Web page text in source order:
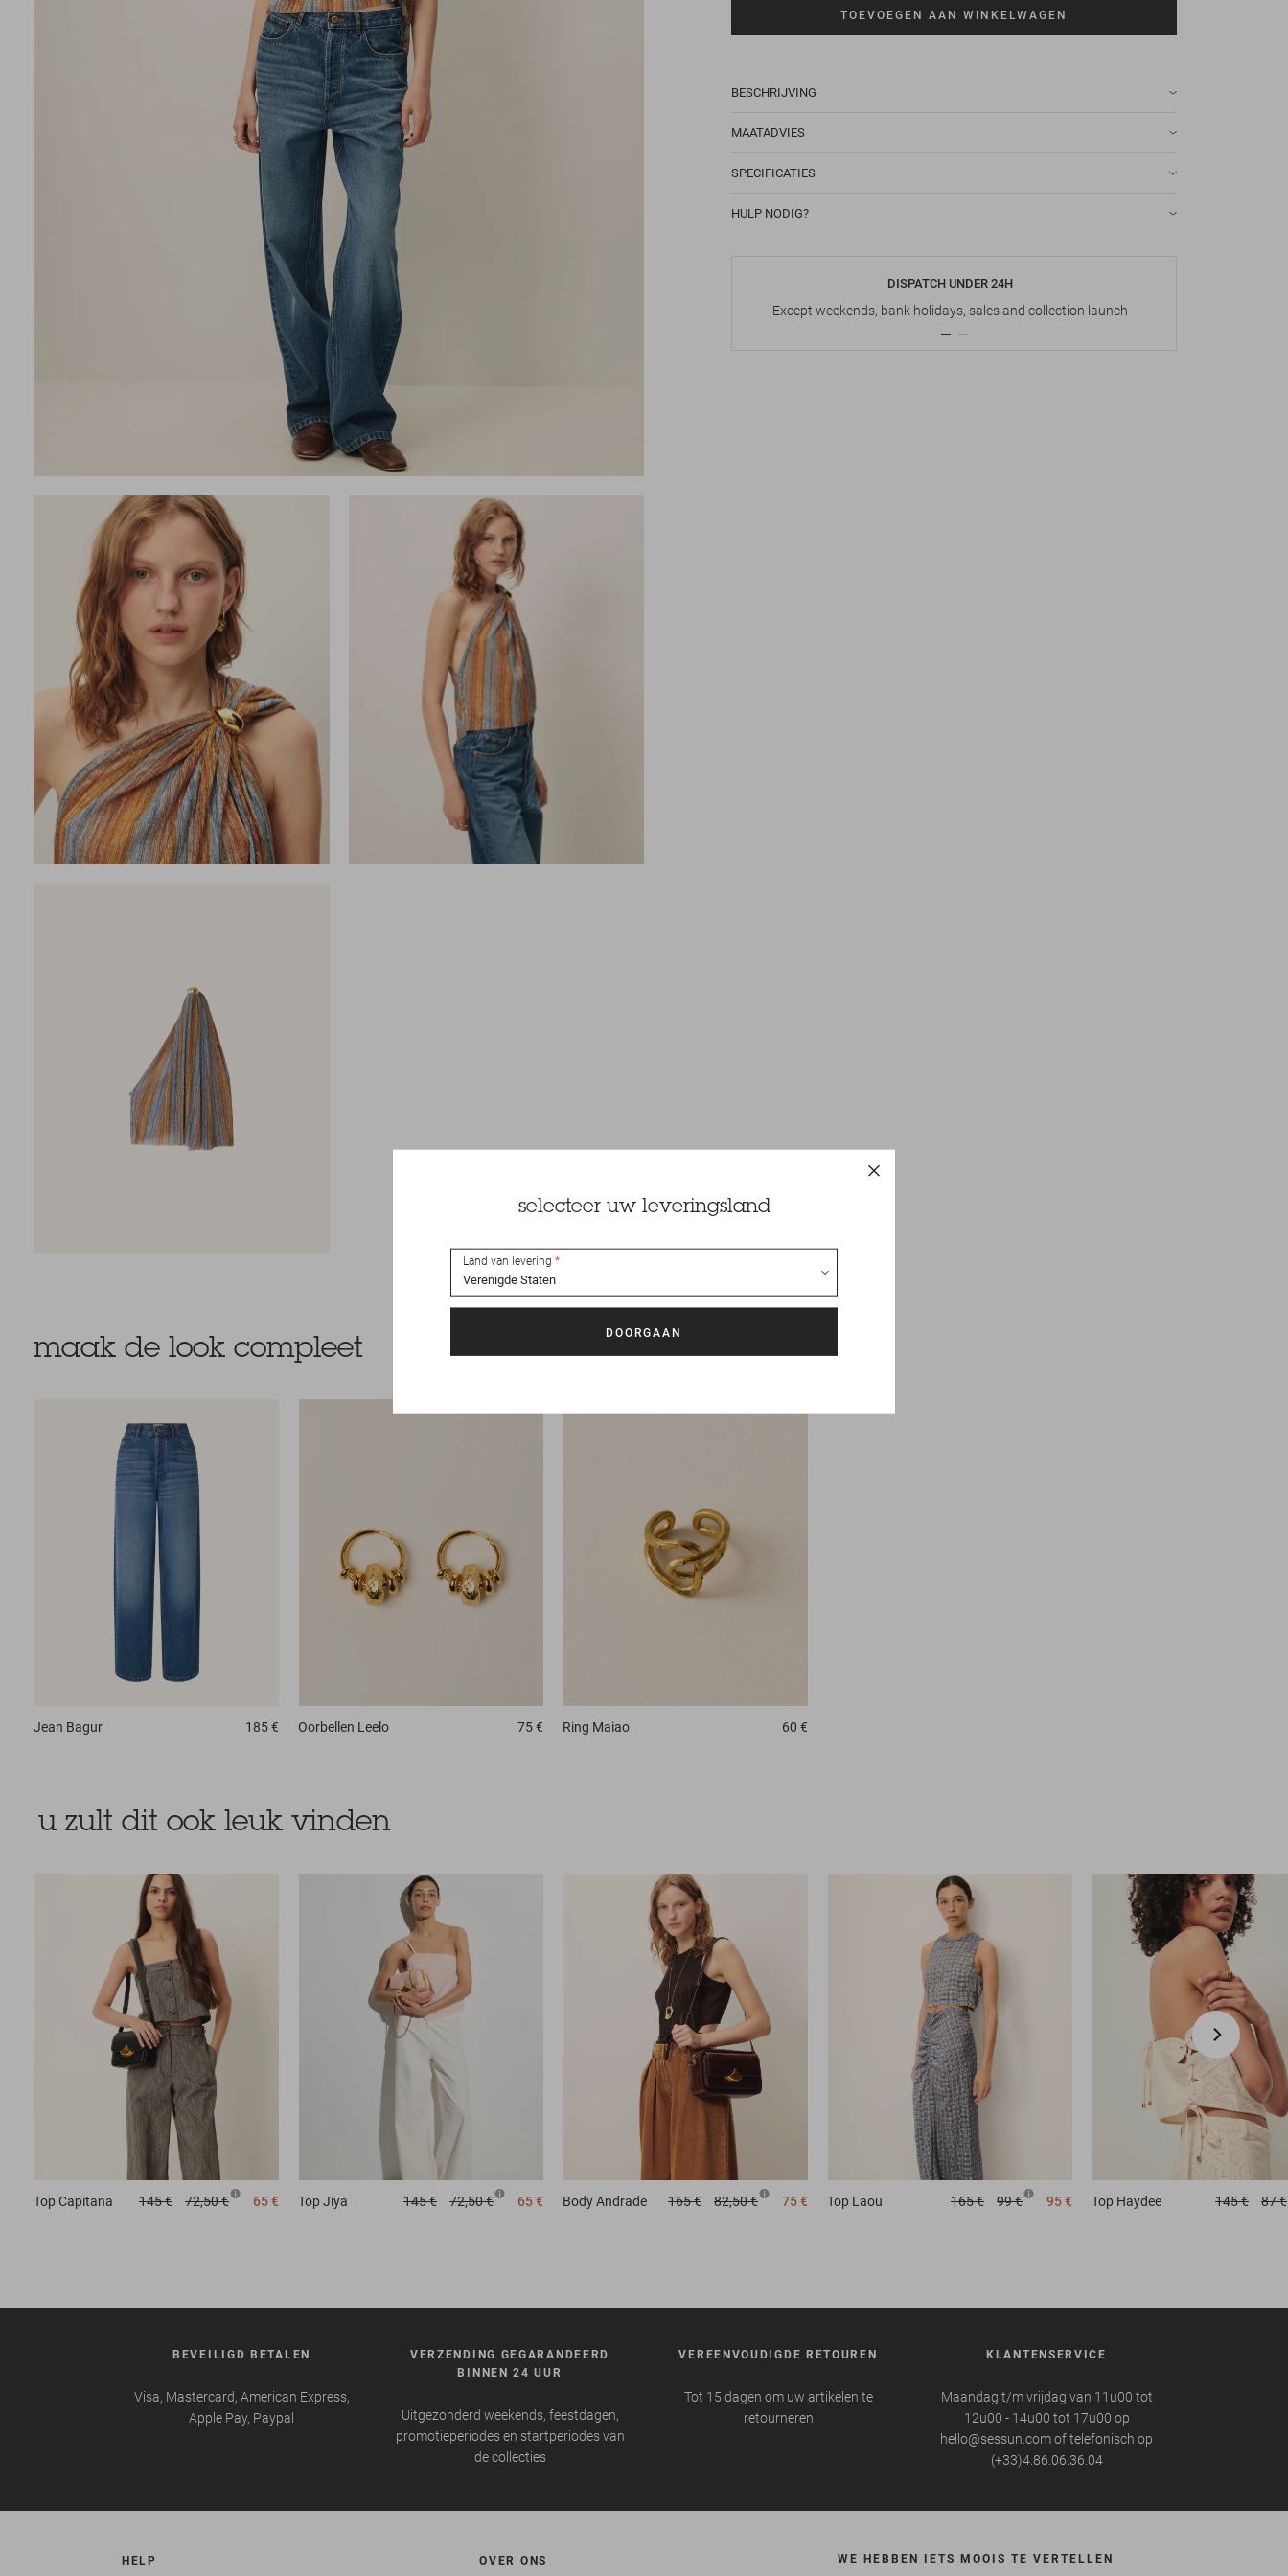
TOEVOEGEN AAN WINKELWAGEN
BESCHRIJVING
MAATADVIES
SPECIFICATIES
HULP NODIG?
DISPATCH UNDER 24H
Except weekends, bank holidays, sales and collection launch
maak de look compleet
Jean Bagur 185 € Oorbellen Leelo 75 € Ring Maiao 60 €
u zult dit ook leuk vinden
Top Capitana 145 € 72,50 € 65 € Top Jiya 145 € 72,50 € 65 € BodyAndrade 165 € 82,50 € 75 € Top Laou 165 € 99 € 95 € Top Haydee 145 € 87 €
BEVEILIGD BETALEN
Visa, Mastercard, American Express,
Apple Pay, Paypal
VERZENDING GEGARANDEERD
BINNEN 24 UUR
Uitgezonderd weekends, feestdagen,
promotieperiodes en startperiodes van
de collecties
VEREENVOUDIGDE RETOUREN
Tot 15 dagen om uw artikelen te
retourneren
KLANTENSERVICE
Maandag t/m vrijdag van 11u00 tot
12u00 - 14u00 tot 17u00 op
hello@sessun.com of telefonisch op
(+33)4.86.06.36.04
HELP OVER ONS WE HEBBEN IETS MOOIS TE VERTELLEN
selecteer uw leveringsland
Land van levering